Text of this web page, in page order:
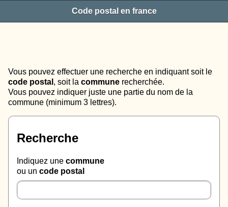
Code postal en france
Vous pouvez effectuer une recherche en indiquant soit le
code postal , soit la commune recherchée.
Vous pouvez indiquer juste une partie du nom de la
commune (minimum 3 lettres).
Recherche
Indiquez une commune
ou un code postal